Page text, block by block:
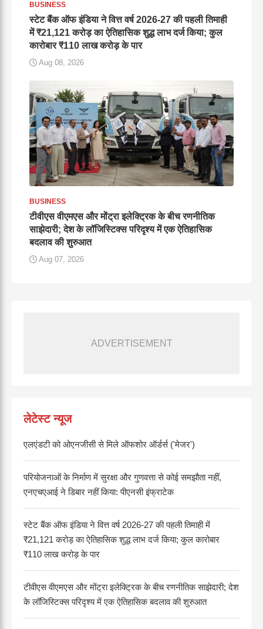
BUSINESS
स्टेट बैंक ऑफ इंडिया ने वित्त वर्ष 2026-27 की पहली तिमाही
में ₹21,121 करोड़ का ऐतिहासिक शुद्ध लाभ दर्ज किया; कुल
कारोबार ₹110 लाख करोड़ के पार
Aug 08, 2026
BUSINESS
टीवीएस वीएमएस और मोंट्रा इलेक्ट्रिक के बीच रणनीतिक
साझेदारी; देश के लॉजिस्टिक्स परिदृश्य में एक ऐतिहासिक
बदलाव की शुरुआत
Aug 07, 2026
ADVERTISEMENT
लेटेस्ट न्यूज
एलएंडटी को ओएनजीसी से मिले ऑफशोर ऑर्डर्स ('मेजर')
परियोजनाओं के निर्माण में सुरक्षा और गुणवत्ता से कोई समझौता नहीं,
एनएचएआई ने डिबार नहीं किया: पीएनसी इंफ्राटेक
स्टेट बैंक ऑफ इंडिया ने वित्त वर्ष 2026-27 की पहली तिमाही में
₹21,121 करोड़ का ऐतिहासिक शुद्ध लाभ दर्ज किया; कुल कारोबार
₹110 लाख करोड़ के पार
टीवीएस वीएमएस और मोंट्रा इलेक्ट्रिक के बीच रणनीतिक साझेदारी; देश
के लॉजिस्टिक्स परिदृश्य में एक ऐतिहासिक बदलाव की शुरुआत